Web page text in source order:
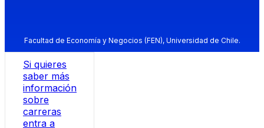
Facultad de Economía y Negocios (FEN), Universidad de Chile.
Si quieres
saber más
información
sobre
carreras
entra a